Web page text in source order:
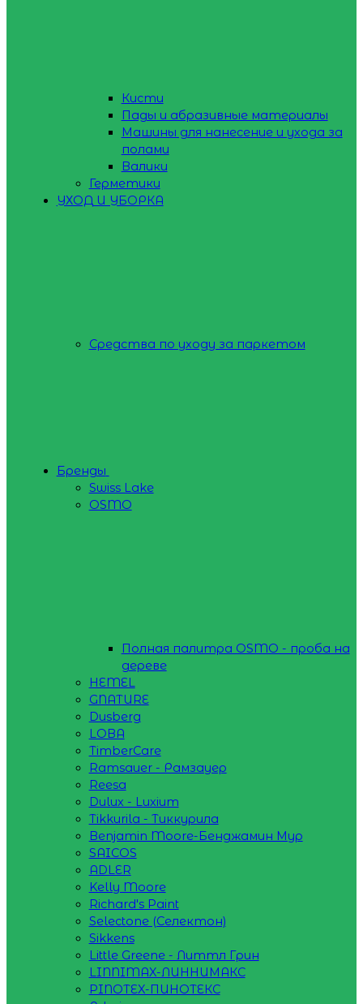
Кисти
Пады и абразивные материалы
Машины для нанесение и ухода за
полами
Валики
Герметики
УХОД И УБОРКА
Средства по уходу за паркетом
Бренды
Swiss Lake
OSMO
Полная палитра OSMO - проба на
дереве
HEMEL
GNATURE
Dusberg
LOBA
TimberCare
Ramsauer - Рамзауер
Reesa
Dulux - Luxium
Tikkurila - Тиккурила
Benjamin Moore-Бенджамин Мур
SAICOS
ADLER
Kelly Moore
Richard's Paint
Selectone (Селектон)
Sikkens
Little Greene - Литтл Грин
LINNIMAX-ЛИННИМАКС
PINOTEX-ПИНОТЕКС